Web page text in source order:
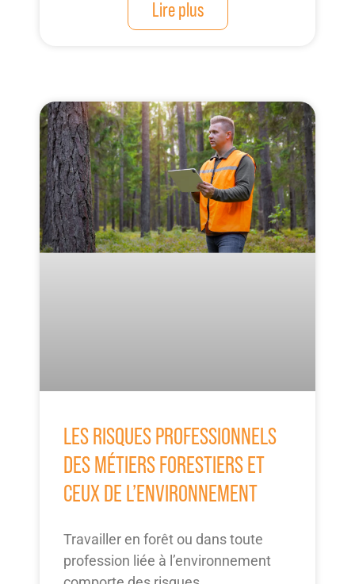
Lire plus
LES RISQUES PROFESSIONNELS
DES MÉTIERS FORESTIERS ET
CEUX DE L’ENVIRONNEMENT
Travailler en forêt ou dans toute
profession liée à l’environnement